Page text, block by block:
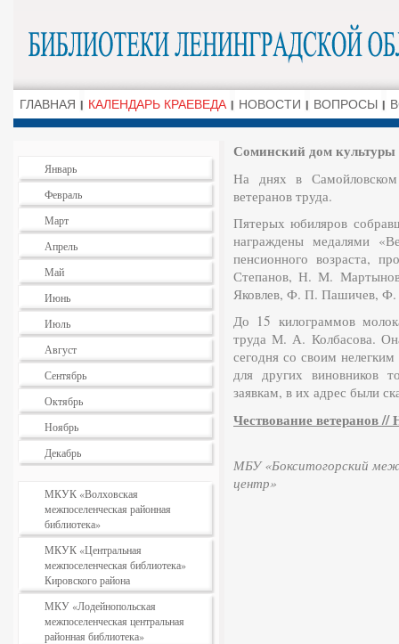
ГЛАВНАЯ КАЛЕНДАРЬ КРАЕВЕДА НОВОСТИ ВОПРОСЫ
Январь
Февраль
Март
Апрель
Май
Июнь
Июль
Август
Сентябрь
Октябрь
Ноябрь
Декабрь
МКУК «Волховская
межпоселенческая районная
библиотека»
МКУК «Центральная
межпоселенческая библиотека»
Кировского района
МКУ «Лодейнопольская
межпоселенческая центральная
районная библиотека»
Соминский дом культуры
На днях в Самойловском
ветеранов труда.
Пятерых юбиляров
награждены медалями
пенсионного возраста,
Степанов, Н. М.
Яковлев, Ф. П. Пашичев, Ф.
До 15 килограммов
труда М. А. Колбасова.
сегодня со своим
для других виновников
заявкам, в их адрес были
Чествование ветеранов
МБУ «Бокситогорский
центр»